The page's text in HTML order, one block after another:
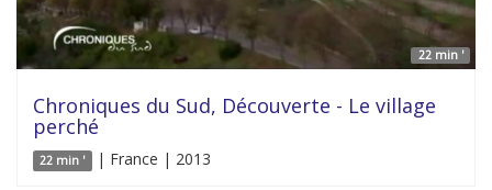
22 min '
Chroniques du Sud, Découverte - Le village
perché
22 min ' | France | 2013